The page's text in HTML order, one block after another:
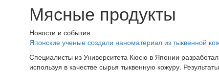
Мясные продукты
Новости и события
Японские ученые создали наноматериал из тыквенной
Специалисты из Университета Кюсю в Японии
используя в качестве сырья тыквенную кожуру.